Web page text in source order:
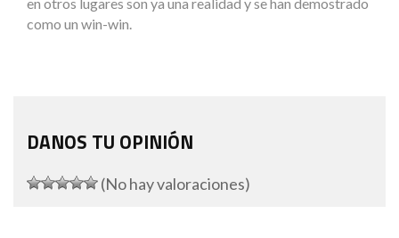
en otros lugares son ya una realidad y se han demostrado
como un win-win.
DANOS TU OPINIÓN
(No hay valoraciones)